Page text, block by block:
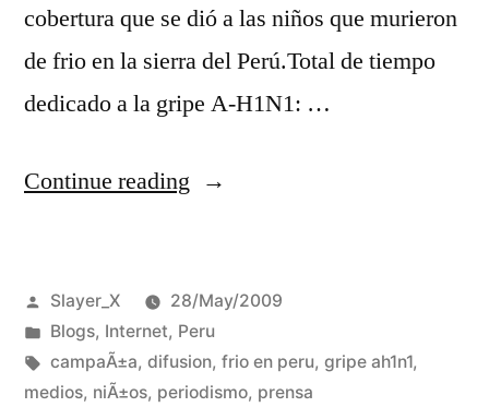
cobertura que se dió a las niños que murieron
de frio en la sierra del Perú.Total de tiempo
dedicado a la gripe A-H1N1: …
Continue reading “Campaña
niños
que
mueren
Posted
by
Slayer_X
28/May/2009
Posted
in
Blogs, Internet, Peru
Tags:
campaÃ±a, difusion, frio en peru, gripe ah1n1,
medios, niÃ±os, periodismo, prensa